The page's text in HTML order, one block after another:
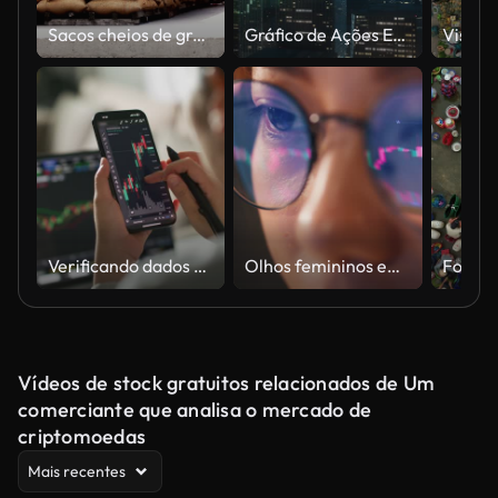
Sacos cheios de grãos em sacos de serapilheira Gráfico de Ações Emergente entre arranha-céus - Boom, Prosperity, Bull Market - Análise Financeira, Negociação, Investimento
Verificando dados do mercado de ações ou criptomoedas no celular Olhos femininos em óculos tarde da noite rolando na frente do laptop. Coder, ela verificando o gráfico de preços do Bitcoin na exchange digital no smartphone.
Vídeos de stock gratuitos relacionados de Um
comerciante que analisa o mercado de
criptomoedas
Mais recentes